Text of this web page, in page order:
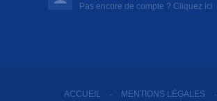
Pas encore de compte ? Cliquez ici
ACCUEIL - MENTIONS LÉGALES -